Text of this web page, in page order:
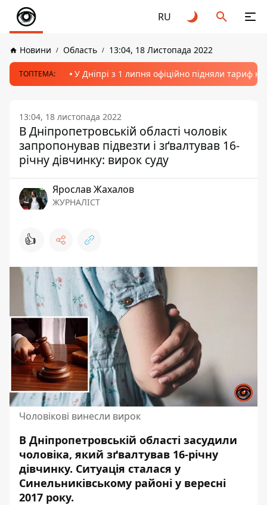
RU
Новини Область 13:04, 18 Листопада 2022
ТОПТЕМА: У Дніпрі з 1 липня офіційно підняли тариф
13:04, 18 листопада 2022
В Дніпропетровській області чоловік
запропонував підвезти і зґвалтував 16-
річну дівчинку: вирок суду
Ярослав Жахалов
ЖУРНАЛІСТ
👍
Чоловікові винесли вирок
В Дніпропетровській області засудили
чоловіка, який зґвалтував 16-річну
дівчинку. Ситуація сталася у
Синельниківському районі у вересні
2017 року.